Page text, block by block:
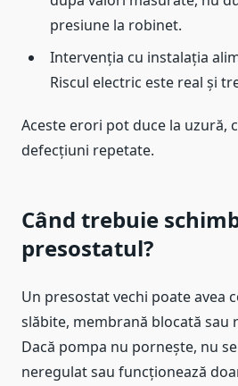
presiune la robinet.
Intervenția cu instalația
Riscul electric este real și
Aceste erori pot duce la uzură,
defecțiuni repetate.
Când trebuie
presostatul?
Un presostat vechi poate avea
slăbite, membrană blocată sau
Dacă pompa nu pornește, nu
neregulat sau funcționează